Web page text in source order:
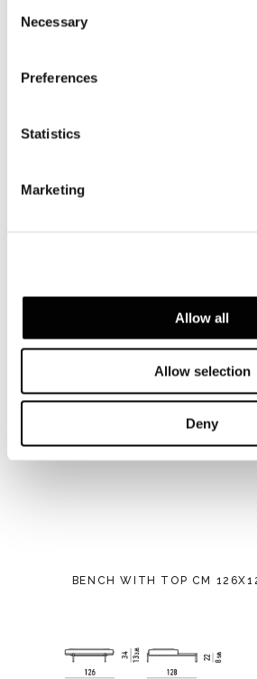
Selection
Necessary
Preferences
Statistics
Marketing
Allow all
Allow selection
Deny
BENCH WITH TOP CM